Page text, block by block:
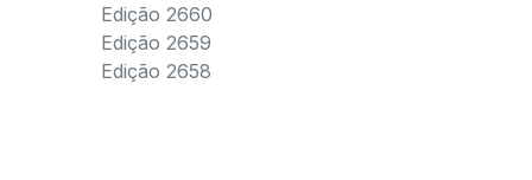
Edição 2660
Edição 2659
Edição 2658